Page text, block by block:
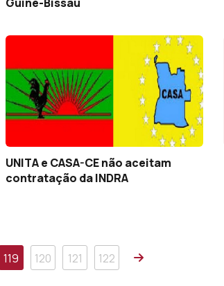
UNITA e CASA-CE não aceitam
contratação da INDRA
119 120 121 122 Próxima